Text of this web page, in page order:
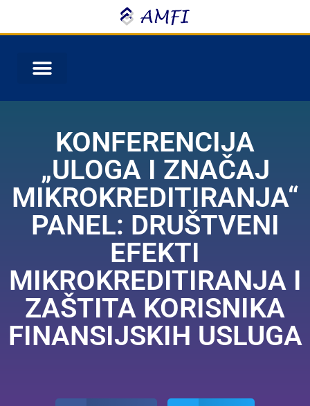
KONFERENCIJA
„ULOGA I ZNAČAJ
MIKROKREDITIRANJA“
PANEL: DRUŠTVENI
EFEKTI
MIKROKREDITIRANJA I
ZAŠTITA KORISNIKA
FINANSIJSKIH USLUGA